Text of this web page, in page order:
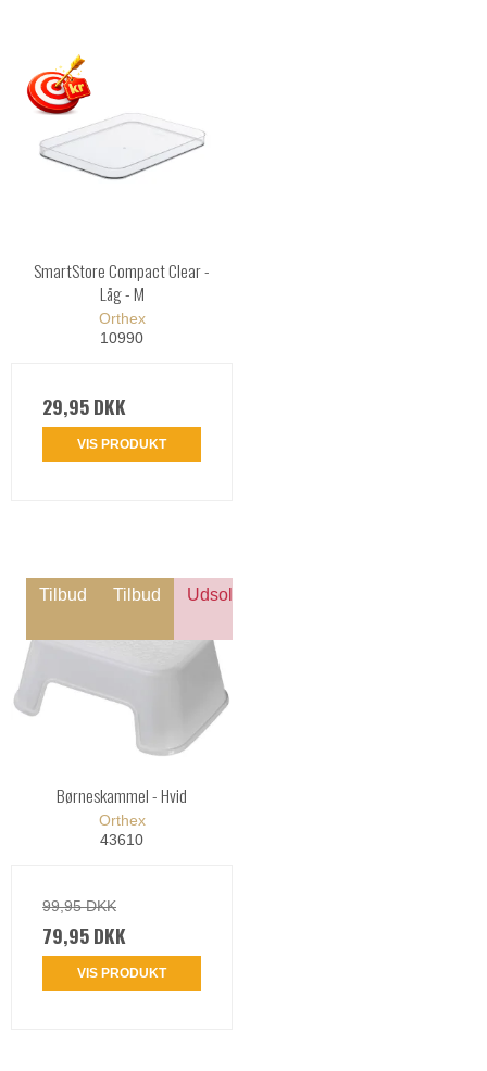
SmartStore Compact Clear -
Låg - M
Orthex
10990
29,95 DKK
VIS PRODUKT
Tilbud Tilbud Udsolgt
Børneskammel - Hvid
Orthex
43610
99,95 DKK
79,95 DKK
VIS PRODUKT